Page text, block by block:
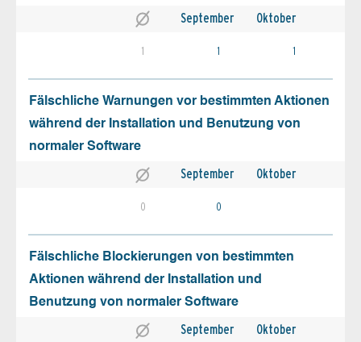
September Oktober
1 1 1
Fälschliche Warnungen vor bestimmten Aktionen
während der Installation und Benutzung von
normaler Software
September Oktober
0 0
Fälschliche Blockierungen von bestimmten
Aktionen während der Installation und
Benutzung von normaler Software
September Oktober